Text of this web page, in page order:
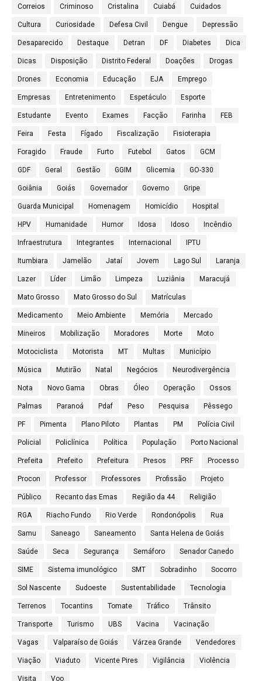
Correios Criminoso Cristalina Cuiabá Cuidados
Cultura Curiosidade Defesa Civil Dengue Depressão
Desaparecido Destaque Detran DF Diabetes Dica
Dicas Disposição Distrito Federal Doações Drogas
Drones Economia Educação EJA Emprego
Empresas Entretenimento Espetáculo Esporte
Estudante Evento Exames Facção Farinha FEB
Feira Festa Fígado Fiscalização Fisioterapia
Foragido Fraude Furto Futebol Gatos GCM
GDF Geral Gestão GGIM Glicemia GO-330
Goiânia Goiás Governador Governo Gripe
Guarda Municipal Homenagem Homicídio Hospital
HPV Humanidade Humor Idosa Idoso Incêndio
Infraestrutura Integrantes Internacional IPTU
Itumbiara Jamelão Jataí Jovem Lago Sul Laranja
Lazer Líder Limão Limpeza Luziânia Maracujá
Mato Grosso Mato Grosso do Sul Matrículas
Medicamento Meio Ambiente Memória Mercado
Mineiros Mobilização Moradores Morte Moto
Motociclista Motorista MT Multas Município
Música Mutirão Natal Negócios Neurodivergência
Nota Novo Gama Obras Óleo Operação Ossos
Palmas Paranoá Pdaf Peso Pesquisa Pêssego
PF Pimenta Plano Piloto Plantas PM Polícia Civil
Policial Policlínica Política População Porto Nacional
Prefeita Prefeito Prefeitura Presos PRF Processo
Procon Professor Professores Profissão Projeto
Público Recanto das Emas Região da 44 Religião
RGA Riacho Fundo Rio Verde Rondonópolis Rua
Samu Saneago Saneamento Santa Helena de Goiás
Saúde Seca Segurança Semáforo Senador Canedo
SIME Sistema imunológico SMT Sobradinho Socorro
Sol Nascente Sudoeste Sustentabilidade Tecnologia
Terrenos Tocantins Tomate Tráfico Trânsito
Transporte Turismo UBS Vacina Vacinação
Vagas Valparaíso de Goiás Várzea Grande Vendedores
Viação Viaduto Vicente Pires Vigilância Violência
Visita Voo